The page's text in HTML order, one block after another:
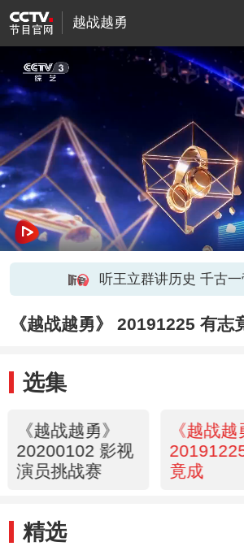
越战越勇
听王立群讲历史 千古
《越战越勇》 20191225 有志
选集
《越战越勇》
20200102 影视
演员挑战赛
《越战越
竟成
精选